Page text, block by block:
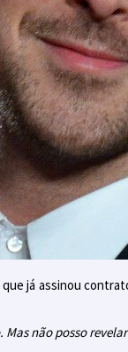
que já assinou
não posso